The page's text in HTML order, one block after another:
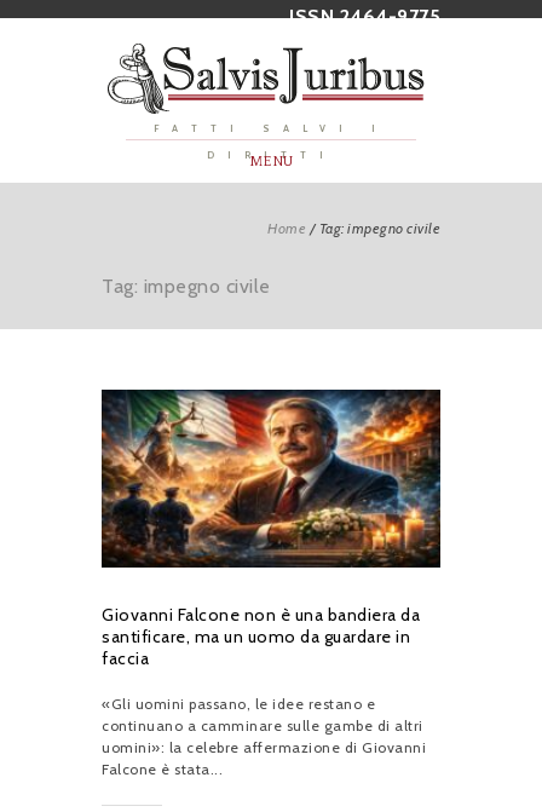
ISSN 2464-9775
FATTI SALVI I
DIRITTI
MENU
Home / Tag: impegno civile
Tag: impegno civile
Giovanni Falcone non è una bandiera da
santificare, ma un uomo da guardare in
faccia
«Gli uomini passano, le idee restano e
continuano a camminare sulle gambe di altri
uomini»: la celebre affermazione di Giovanni
Falcone è stata...